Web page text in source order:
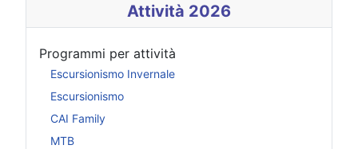
Attività 2026
Programmi per attività
Escursionismo Invernale
Escursionismo
CAI Family
MTB